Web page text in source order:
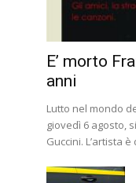
E’ morto
anni
Lutto nel mondo
giovedì 6 agosto,
Guccini. L’artista